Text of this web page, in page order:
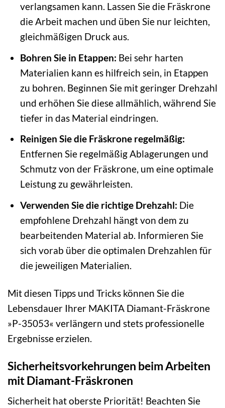
verlangsamen kann. Lassen Sie die Fräskrone
die Arbeit machen und üben Sie nur leichten,
gleichmäßigen Druck aus.
Bohren Sie in Etappen: Bei sehr harten
Materialien kann es hilfreich sein, in Etappen
zu bohren. Beginnen Sie mit geringer Drehzahl
und erhöhen Sie diese allmählich, während Sie
tiefer in das Material eindringen.
Reinigen Sie die Fräskrone regelmäßig:
Entfernen Sie regelmäßig Ablagerungen und
Schmutz von der Fräskrone, um eine optimale
Leistung zu gewährleisten.
Verwenden Sie die richtige Drehzahl: Die
empfohlene Drehzahl hängt von dem zu
bearbeitenden Material ab. Informieren Sie
sich vorab über die optimalen Drehzahlen für
die jeweiligen Materialien.
Mit diesen Tipps und Tricks können Sie die
Lebensdauer Ihrer MAKITA Diamant-Fräskrone
»P-35053« verlängern und stets professionelle
Ergebnisse erzielen.
Sicherheitsvorkehrungen beim Arbeiten
mit Diamant-Fräskronen
Sicherheit hat oberste Priorität! Beachten Sie